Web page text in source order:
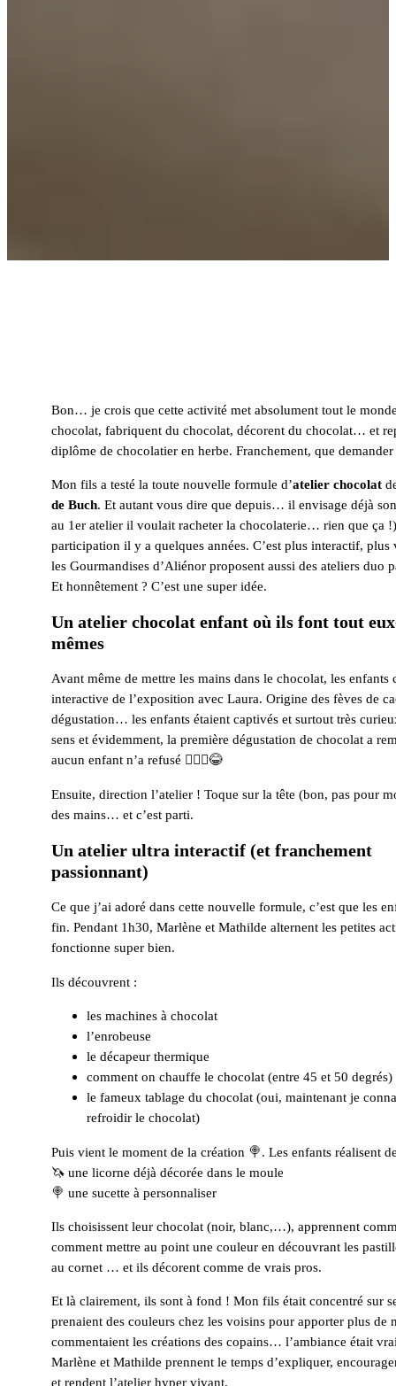
Bon… je crois que cette activité met absolument tout le
chocolat, fabriquent du chocolat, décorent du chocolat… et
diplôme de chocolatier en herbe. Franchement, que
Mon fils a testé la toute nouvelle formule d’atelier chocolat
de Buch. Et autant vous dire que depuis… il envisage déjà
au 1er atelier il voulait racheter la chocolaterie… rien que ça
participation il y a quelques années. C’est plus interactif,
les Gourmandises d’Aliénor proposent aussi des ateliers duo
Et honnêtement ? C’est une super idée.
Un atelier chocolat enfant où ils font tout
mêmes
Avant même de mettre les mains dans le chocolat, les
interactive de l’exposition avec Laura. Origine des fèves de
dégustation… les enfants étaient captivés et surtout très
sens et évidemment, la première dégustation de chocolat a
aucun enfant n’a refusé 🤷🏾‍♀️😂
Ensuite, direction l’atelier ! Toque sur la tête (bon, pas pour
des mains… et c’est parti.
Un atelier ultra interactif (et franchement
passionnant)
Ce que j’ai adoré dans cette nouvelle formule, c’est que les
fin. Pendant 1h30, Marlène et Mathilde alternent les petites
fonctionne super bien.
Ils découvrent :
les machines à chocolat
l’enrobeuse
le décapeur thermique
comment on chauffe le chocolat (entre 45 et 50 degrés)
le fameux tablage du chocolat (oui, maintenant je
refroidir le chocolat)
Puis vient le moment de la création 🍭. Les enfants réalisent
🦄 une licorne déjà décorée dans le moule
🍭 une sucette à personnaliser
Ils choisissent leur chocolat (noir, blanc,…), apprennent
comment mettre au point une couleur en découvrant les
au cornet … et ils décorent comme de vrais pros.
Et là clairement, ils sont à fond ! Mon fils était concentré sur
prenaient des couleurs chez les voisins pour apporter plus de
commentaient les créations des copains… l’ambiance était
Marlène et Mathilde prennent le temps d’expliquer,
et rendent l’atelier hyper vivant.